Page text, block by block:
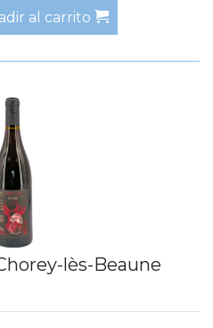
al carrito
lès-Beaune